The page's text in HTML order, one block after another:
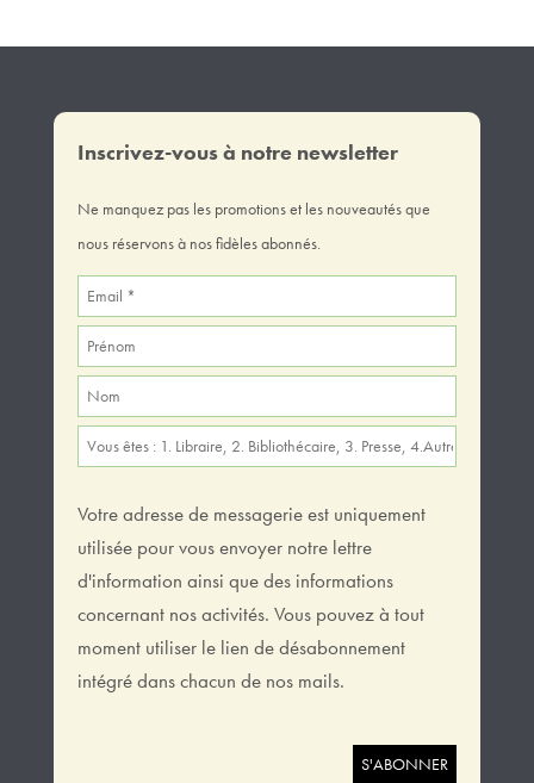
Inscrivez-vous à notre newsletter
Ne manquez pas les promotions et les nouveautés que
nous réservons à nos fidèles abonnés.
Votre adresse de messagerie est uniquement
utilisée pour vous envoyer notre lettre
d'information ainsi que des informations
concernant nos activités. Vous pouvez à tout
moment utiliser le lien de désabonnement
intégré dans chacun de nos mails.